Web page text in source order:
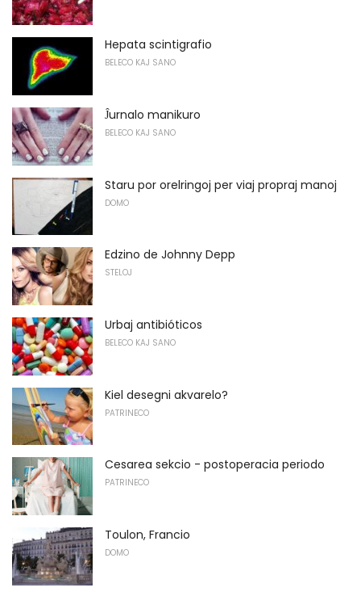
Hepata scintigrafio
BELECO KAJ SANO
Ĵurnalo manikuro
BELECO KAJ SANO
Staru por orelringoj per viaj propraj manoj
DOMO
Edzino de Johnny Depp
STELOJ
Urbaj antibióticos
BELECO KAJ SANO
Kiel desegni akvarelo?
PATRINECO
Cesarea sekcio - postoperacia periodo
PATRINECO
Toulon, Francio
DOMO